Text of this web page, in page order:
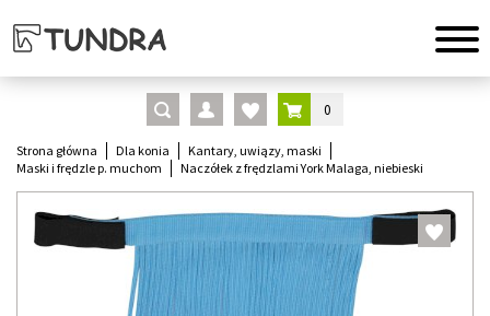
0
Strona główna Dla konia
Kantary, uwiązy, maski
Maski i frędzle p. muchom
Naczółek z frędzlami York Malaga, niebieski